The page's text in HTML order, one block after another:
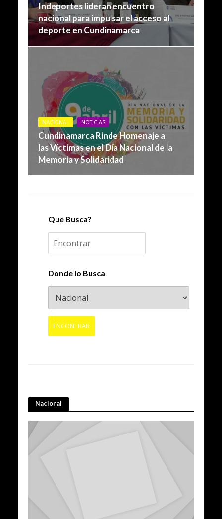
Indeportes lideran encuentro
nacional para impulsar el acceso al
deporte en Cundinamarca
NACIONAL NOTICIAS
Cundinamarca Rinde Homenaje a
las Víctimas en el Día Nacional de la
Memoria y Solidaridad
Que Busca?
Donde lo Busca
Nacional